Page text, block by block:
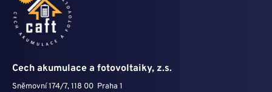
Cech akumulace a fotovoltaiky, z.s.
Sněmovní 174/7, 118 00 Praha 1